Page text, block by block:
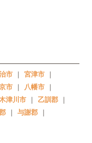
市 ｜ 宮津市 ｜
市 ｜ 八幡市 ｜
津川市 ｜ 乙訓郡 ｜
｜ 与謝郡 ｜